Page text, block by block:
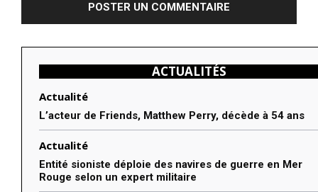
ACTUALITÉS
Actualité
L’acteur de Friends, Matthew Perry, décède à 54 ans
Actualité
Entité sioniste déploie des navires de guerre en Mer
Rouge selon un expert militaire